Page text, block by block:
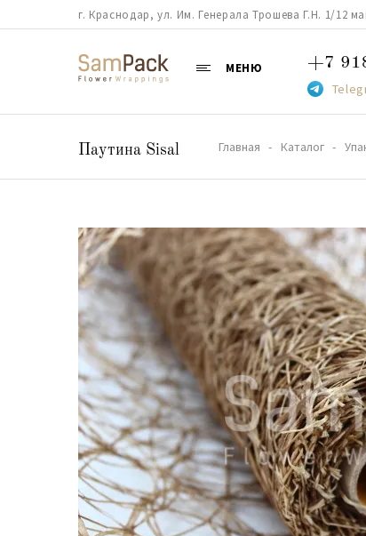
г. Краснодар, ул. Им. Генерала Трошева Г.Н. 1/12
МЕНЮ +7
Паутина Sisal Главная Каталог